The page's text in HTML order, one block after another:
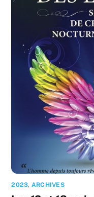
2023, ARCHIVES